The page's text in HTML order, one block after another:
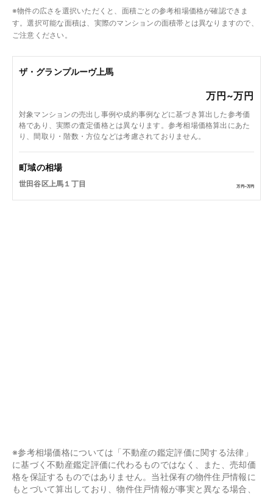
ザ・グランプルーヴ上馬
万円~万円
対象マンションの売出し事例や成約事例などに基づき算出した参考価
格であり、実際の査定価格とは異なります。参考相場価格算出にあた
り、間取り・階数・方位などは考慮されておりません。
町域の相場
世田谷区上馬１丁目 万円~万円
※物件の広さを選択いただくと、面積ごとの参考相場価格が確認できま
す。選択可能な面積は、実際のマンションの面積帯とは異なりますので、
ご注意ください。
※参考相場価格については「不動産の鑑定評価に関する法律」
に基づく不動産鑑定評価に代わるものではなく、また、売却価
格を保証するものではありません。当社保有の物件住戸情報に
もとづいて算出しており、物件住戸情報が事実と異なる場合、